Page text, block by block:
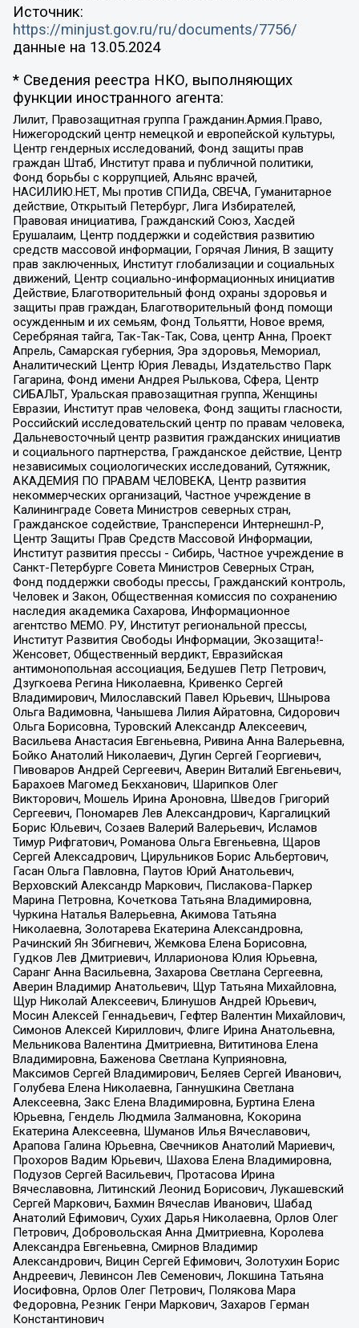
Источник:
https://minjust.gov.ru/ru/documents/7756/
данные на 13.05.2024
* Сведения реестра НКО, выполняющих
функции иностранного агента:
Лилит, Правозащитная группа Гражданин.Армия.Право,
Нижегородский центр немецкой и европейской культуры,
Центр гендерных исследований, Фонд защиты прав
граждан Штаб, Институт права и публичной политики,
Фонд борьбы с коррупцией, Альянс врачей,
НАСИЛИЮ.НЕТ, Мы против СПИДа, СВЕЧА, Гуманитарное
действие, Открытый Петербург, Лига Избирателей,
Правовая инициатива, Гражданский Союз, Хасдей
Ерушалаим, Центр поддержки и содействия развитию
средств массовой информации, Горячая Линия, В защиту
прав заключенных, Институт глобализации и социальных
движений, Центр социально-информационных инициатив
Действие, Благотворительный фонд охраны здоровья и
защиты прав граждан, Благотворительный фонд помощи
осужденным и их семьям, Фонд Тольятти, Новое время,
Серебряная тайга, Так-Так-Так, Сова, центр Анна, Проект
Апрель, Самарская губерния, Эра здоровья, Мемориал,
Аналитический Центр Юрия Левады, Издательство Парк
Гагарина, Фонд имени Андрея Рылькова, Сфера, Центр
СИБАЛЬТ, Уральская правозащитная группа, Женщины
Евразии, Институт прав человека, Фонд защиты гласности,
Российский исследовательский центр по правам человека,
Дальневосточный центр развития гражданских инициатив
и социального партнерства, Гражданское действие, Центр
независимых социологических исследований, Сутяжник,
АКАДЕМИЯ ПО ПРАВАМ ЧЕЛОВЕКА, Центр развития
некоммерческих организаций, Частное учреждение в
Калининграде Совета Министров северных стран,
Гражданское содействие, Трансперенси Интернешнл-Р,
Центр Защиты Прав Средств Массовой Информации,
Институт развития прессы - Сибирь, Частное учреждение в
Санкт-Петербурге Совета Министров Северных Стран,
Фонд поддержки свободы прессы, Гражданский контроль,
Человек и Закон, Общественная комиссия по сохранению
наследия академика Сахарова, Информационное
агентство МЕМО. РУ, Институт региональной прессы,
Институт Развития Свободы Информации, Экозащита!-
Женсовет, Общественный вердикт, Евразийская
антимонопольная ассоциация, Бедушев Петр Петрович,
Дзугкоева Регина Николаевна, Кривенко Сергей
Владимирович, Милославский Павел Юрьевич, Шнырова
Ольга Вадимовна, Чанышева Лилия Айратовна, Сидорович
Ольга Борисовна, Туровский Александр Алексеевич,
Васильева Анастасия Евгеньевна, Ривина Анна Валерьевна,
Бойко Анатолий Николаевич, Дугин Сергей Георгиевич,
Пивоваров Андрей Сергеевич, Аверин Виталий Евгеньевич,
Барахоев Магомед Бекханович, Шарипков Олег
Викторович, Мошель Ирина Ароновна, Шведов Григорий
Сергеевич, Пономарев Лев Александрович, Каргалицкий
Борис Юльевич, Созаев Валерий Валерьевич, Исламов
Тимур Рифгатович, Романова Ольга Евгеньевна, Щаров
Сергей Алексадрович, Цирульников Борис Альбертович,
Гасан Ольга Павловна, Паутов Юрий Анатольевич,
Верховский Александр Маркович, Пислакова-Паркер
Марина Петровна, Кочеткова Татьяна Владимировна,
Чуркина Наталья Валерьевна, Акимова Татьяна
Николаевна, Золотарева Екатерина Александровна,
Рачинский Ян Збигневич, Жемкова Елена Борисовна,
Гудков Лев Дмитриевич, Илларионова Юлия Юрьевна,
Саранг Анна Васильевна, Захарова Светлана Сергеевна,
Аверин Владимир Анатольевич, Щур Татьяна Михайловна,
Щур Николай Алексеевич, Блинушов Андрей Юрьевич,
Мосин Алексей Геннадьевич, Гефтер Валентин Михайлович,
Симонов Алексей Кириллович, Флиге Ирина Анатольевна,
Мельникова Валентина Дмитриевна, Вититинова Елена
Владимировна, Баженова Светлана Куприяновна,
Максимов Сергей Владимирович, Беляев Сергей Иванович,
Голубева Елена Николаевна, Ганнушкина Светлана
Алексеевна, Закс Елена Владимировна, Буртина Елена
Юрьевна, Гендель Людмила Залмановна, Кокорина
Екатерина Алексеевна, Шуманов Илья Вячеславович,
Арапова Галина Юрьевна, Свечников Анатолий Мариевич,
Прохоров Вадим Юрьевич, Шахова Елена Владимировна,
Подузов Сергей Васильевич, Протасова Ирина
Вячеславовна, Литинский Леонид Борисович, Лукашевский
Сергей Маркович, Бахмин Вячеслав Иванович, Шабад
Анатолий Ефимович, Сухих Дарья Николаевна, Орлов Олег
Петрович, Добровольская Анна Дмитриевна, Королева
Александра Евгеньевна, Смирнов Владимир
Александрович, Вицин Сергей Ефимович, Золотухин Борис
Андреевич, Левинсон Лев Семенович, Локшина Татьяна
Иосифовна, Орлов Олег Петрович, Полякова Мара
Федоровна, Резник Генри Маркович, Захаров Герман
Константинович